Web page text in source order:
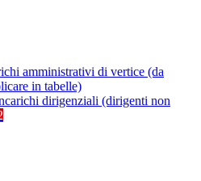
amministrativi di vertice (da
in tabelle)
dirigenziali (dirigenti non